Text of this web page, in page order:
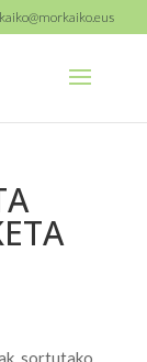
sortutako